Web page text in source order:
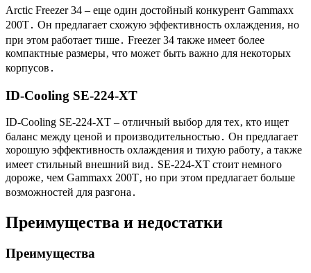
Arctic Freezer 34 – еще один достойный конкурент Gammaxx
200T․ Он предлагает схожую эффективность охлаждения‚ но
при этом работает тише․ Freezer 34 также имеет более
компактные размеры‚ что может быть важно для некоторых
корпусов․
ID-Cooling SE-224-XT
ID-Cooling SE-224-XT – отличный выбор для тех‚ кто ищет
баланс между ценой и производительностью․ Он предлагает
хорошую эффективность охлаждения и тихую работу‚ а также
имеет стильный внешний вид․ SE-224-XT стоит немного
дороже‚ чем Gammaxx 200T‚ но при этом предлагает больше
возможностей для разгона․
Преимущества и недостатки
Преимущества